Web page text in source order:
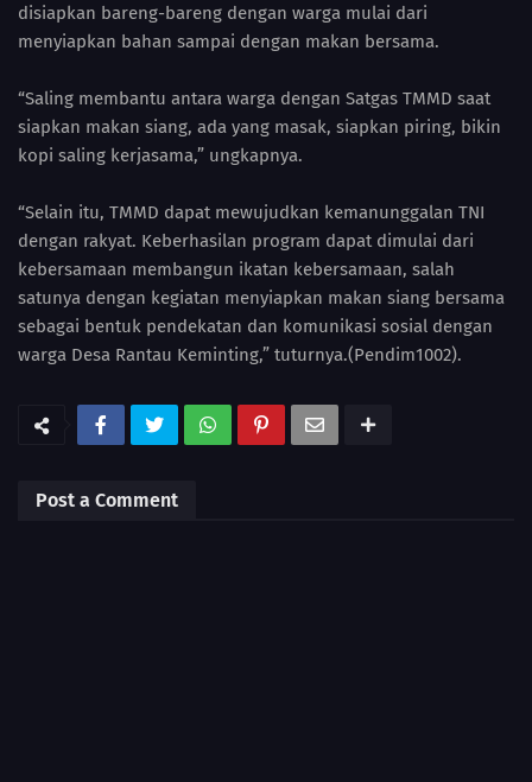
disiapkan bareng-bareng dengan warga mulai dari
menyiapkan bahan sampai dengan makan bersama.
“Saling membantu antara warga dengan Satgas TMMD saat
siapkan makan siang, ada yang masak, siapkan piring, bikin
kopi saling kerjasama,” ungkapnya.
“Selain itu, TMMD dapat mewujudkan kemanunggalan TNI
dengan rakyat. Keberhasilan program dapat dimulai dari
kebersamaan membangun ikatan kebersamaan, salah
satunya dengan kegiatan menyiapkan makan siang bersama
sebagai bentuk pendekatan dan komunikasi sosial dengan
warga Desa Rantau Keminting,” tuturnya.(Pendim1002).
Post a Comment